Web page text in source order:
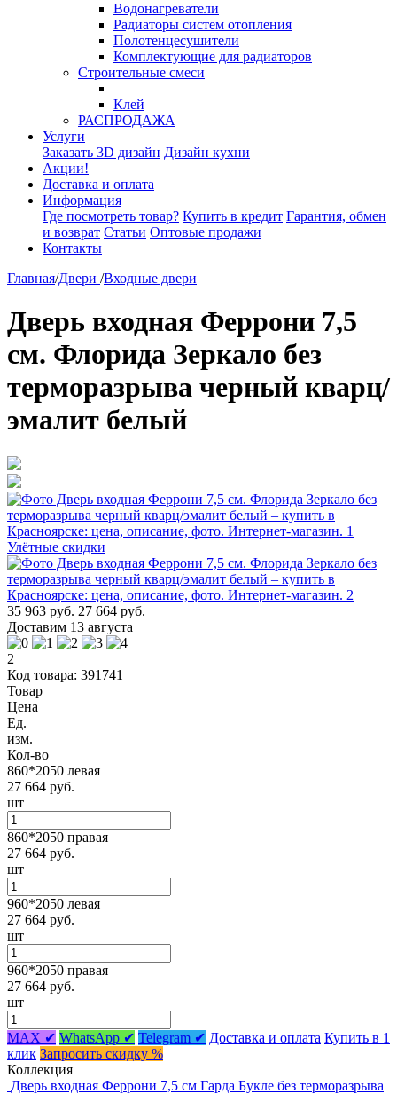
Водонагреватели
Радиаторы систем отопления
Полотенцесушители
Комплектующие для радиаторов
Строительные смеси
Клей
РАСПРОДАЖА
Услуги
Заказать 3D дизайн Дизайн кухни
Акции!
Доставка и оплата
Информация
Где посмотреть товар? Купить в кредит Гарантия, обмен
и возврат Статьи Оптовые продажи
Контакты
Главная/Двери /Входные двери
Дверь входная Феррони 7,5
см. Флорида Зеркало без
терморазрыва черный кварц/
эмалит белый
Улётные скидки
35 963 руб. 27 664 руб.
Доставим 13 августа
2
Код товара: 391741
Товар
Цена
Ед.
изм.
Кол-во
860*2050 левая
27 664 руб.
шт
860*2050 правая
27 664 руб.
шт
960*2050 левая
27 664 руб.
шт
960*2050 правая
27 664 руб.
шт
MAX ✔ WhatsApp ✔ Telegram ✔ Доставка и оплата Купить в 1
клик Запросить скидку %
Коллекция
Дверь входная Феррони 7,5 см Гарда Букле без терморазрыва